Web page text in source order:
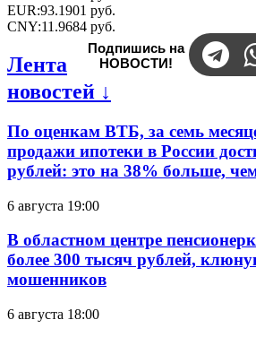
EUR:93.1901 руб.
CNY:11.9684 руб.
Подпишись на
НОВОСТИ!
Лента
новостей ↓
По оценкам ВТБ, за семь
продажи ипотеки в России
рублей: это на 38% больше,
6 августа 19:00
В областном центре
более 300 тысяч рублей,
мошенников
6 августа 18:00